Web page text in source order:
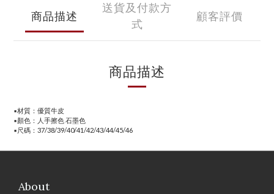
商品描述
送貨及付款方
式
顧客評價
商品描述
▪️材質：優質牛皮
▪️顏色：人手擦色 石墨色
▪️尺碼：37/38/39/40/41/42/43/44/45/46
About